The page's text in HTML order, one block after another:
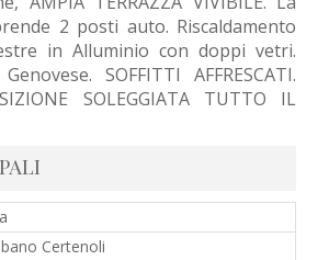
2 posti auto. Riscaldamento
in Alluminio con doppi vetri.
SOFFITTI AFFRESCATI.
SOLEGGIATA TUTTO IL
Certenoli